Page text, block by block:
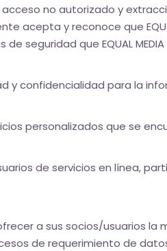
no autorizado y
acepta y reconoce que
seguridad que EQUAL
y confidencialidad para la
personalizados que se
de servicios en línea,
a sus socios/usuarios la
de requerimiento de